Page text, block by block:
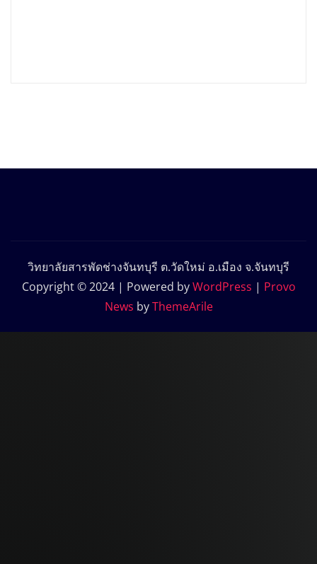
วิทยาลัยสารพัดช่างจันทบุรี ต.วัดใหม่ อ.เมือง จ.จันทบุรี
Copyright © 2024 | Powered byWordPress | Provo
News byThemeArile